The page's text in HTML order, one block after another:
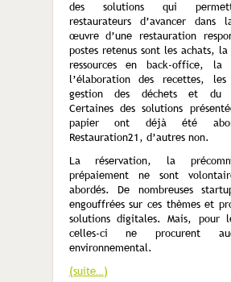
des solutions qui
restaurateurs d’avancer dans
œuvre d’une restauration
postes retenus sont les achats, la
ressources en back-office, la
l’élaboration des recettes,
gestion des déchets et du
Certaines des solutions
papier ont déjà été
Restauration21, d’autres non.
La réservation, la
prépaiement ne sont
abordés. De nombreuses
engouffrées sur ces thèmes et
solutions digitales. Mais, pour
celles-ci ne procurent
environnemental.
(suite…)